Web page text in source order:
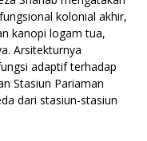
kolonial akhir,
kanopi logam tua,
Arsitekturnya
adaptif terhadap
Stasiun Pariaman
dari stasiun-stasiun